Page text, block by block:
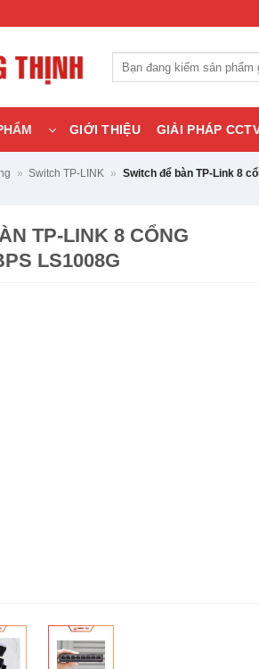
kiếm:
GIỚI THIỆU GIẢI PHÁP
» Switch TP-LINK » Switch để bàn TP-Link 8
TP-LINK 8 CỔNG
LS1008G